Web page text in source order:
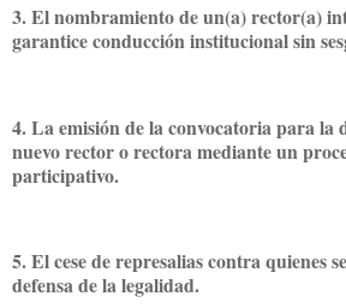
3. El nombramiento de un(a) rector(a)
garantice conducción institucional sin
4. La emisión de la convocatoria para la
nuevo rector o rectora mediante un
participativo.
5. El cese de represalias contra quienes
defensa de la legalidad.